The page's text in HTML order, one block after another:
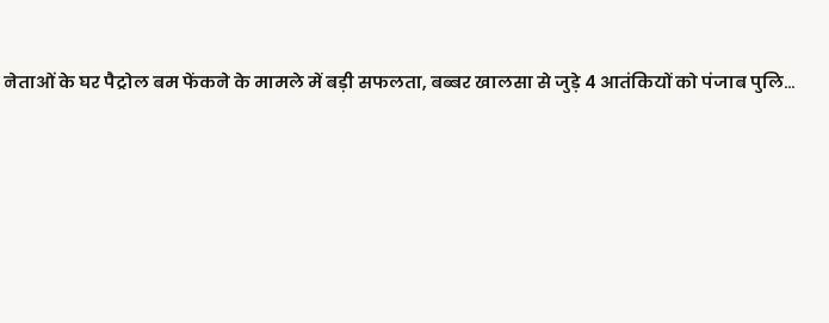
शिवसेना नेताओं के घर पैट्रोल बम फेंकने के मामले में बड़ी सफलता, बब्बर खालसा से जुड़े 4 आतंकियों को पंजाब पुलिस ने किया गिरफ्तार